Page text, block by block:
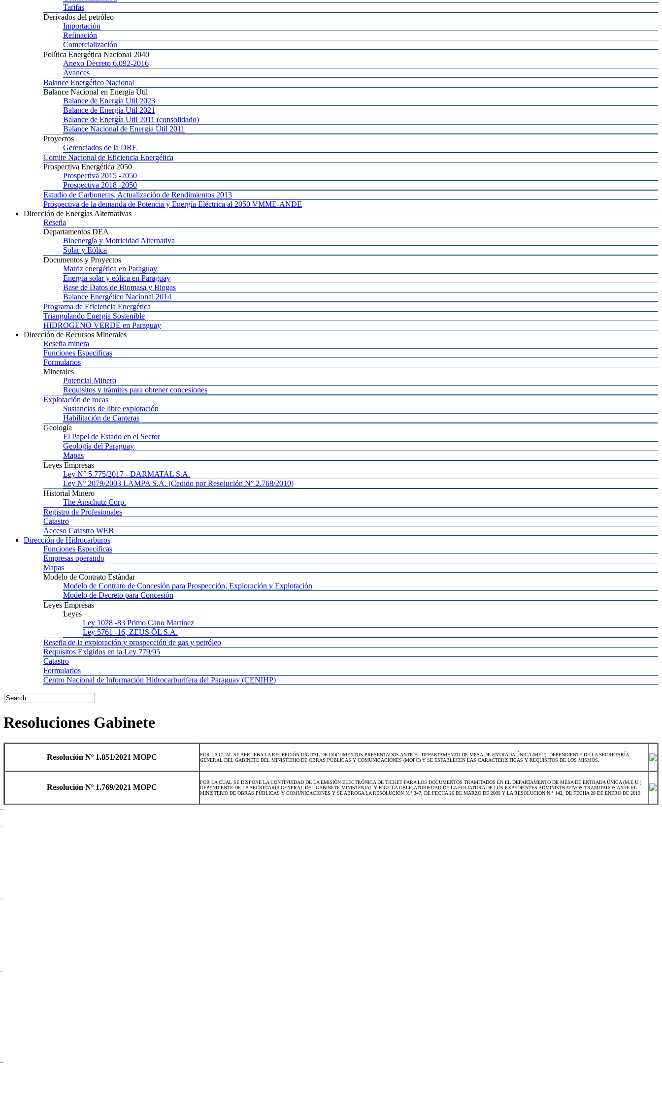
Tarifas
Derivados del petróleo
Importación
Refinación
Comercialización
Política Energética Nacional 2040
Anexo Decreto 6.092-2016
Avances
Balance Energético Nacional
Balance Nacional en Energía Útil
Balance de Energía Util 2023
Balance de Energía Util 2021
Balance de Energía Util 2011 (consolidado)
Balance Nacional de Energía Útil 2011
Proyectos
Gerenciados de la DRE
Comite Nacional de Eficiencia Energética
Prospectiva Energética 2050
Prospectiva 2015 -2050
Prospectiva 2018 -2050
Estudio de Carboneras, Actualización de Rendimientos 2013
Prospectiva de la demanda de Potencia y Energía Eléctrica al 2050 VMME-ANDE
Dirección de Energías Alternativas
Reseña
Departamentos DEA
Bioenergía y Motricidad Alternativa
Solary Eólica
Documentos y Proyectos
Matriz energética en Paraguay
Energía solar y eólica en Paraguay
Base de Datos de Biomasa y Biogas
Balance Energético Nacional 2014
Programa de Eficiencia Energética
Triangulando Energía Sostenible
HIDROGENO VERDE en Paraguay
Dirección de Recursos Minerales
Reseña minera
Funciones Específicas
Formularios
Minerales
Potencial Minero
Requisitos y trámites para obtener concesiones
Explotación de rocas
Sustancias de libre explotación
Habilitación de Canteras
Geología
El Papel de Estado en el Sector
Geología del Paraguay
Mapas
Leyes Empresas
Ley N° 5.775/2017 - DARMATAL S.A.
Ley Nº 2079/2003 LAMPA S.A. (Cedido por Resolución N° 2.768/2010)
Historial Minero
The Anschutz Corp.
Registro de Profesionales
Catastro
Acceso Catastro WEB
Dirección de Hidrocarburos
Funciones Específicas
Empresas operando
Mapas
Modelo de Contrato Estándar
Modelo de Contrato de Concesión para Prospección, Exploración y Explotación
Modelo de Decreto para Concesión
Leyes Empresas
Leyes
Ley 1028 -83 Primo Cano Martínez
Ley 5761 -16, ZEUS ÖL S.A.
Reseña de la exploración y prospección de gas y petróleo
Requisitos Exigidos en la Ley 779/95
Catastro
Formularios
Centro Nacional de Información Hidrocarburífera del Paraguay (CENIHP)
Resoluciones Gabinete
Resolución Nº 1.851/2021 MOPC
POR LA CUAL SE APRUEBA LA RECEPCIÓN DIGITAL DE DOCUMENTOS PRESENTADOS ANTE EL DEPARTAMENTO DE MESA DE ENTRADA ÚNICA (MEU), DEPENDIENTE DE LA SECRETARÍA
GENERAL DEL GABINETE DEL MINISTERIO DE OBRAS PÚBLICAS Y COMUNICACIONES (MOPC) Y SE ESTABLECEN LAS CARACTERÍSTICAS Y REQUISITOS DE LOS MISMOS.
Resolución Nº 1.769/2021 MOPC
POR LA CUAL SE DISPONE LA CONTINUIDAD DE LA EMISIÓN ELECTRÓNICA DE TICKET PARA LOS DOCUMENTOS TRAMITADOS EN EL DEPARTAMENTO DE MESA DE ENTRADA ÚNICA (M.E.U.)
DEPENDIENTE DE LA SECRETARÍA GENERAL DEL GABINETE MINISTERIAL Y RIGE LA OBLIGATORIEDAD DE LA FOLIATURA DE LOS EXPEDIENTES ADMINISTRATIVOS TRAMITADOS ANTE EL
MINISTERIO DE OBRAS PÚBLICAS Y COMUNICACIONES Y SE ABROGA LA RESOLUCION N.° 347, DE FECHA 26 DE MARZO DE 2009 Y LA RESOLUCION N.° 142, DE FECHA 28 DE ENERO DE 2019.